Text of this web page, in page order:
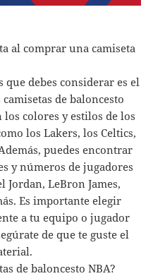
al comprar una camiseta
que debes considerar es el
de baloncesto
colores y estilos de los
los Lakers, los Celtics,
puedes encontrar
y números de jugadores
Jordan, LeBron James,
Es importante elegir
a tu equipo o jugador
de que te guste el
de baloncesto NBA?